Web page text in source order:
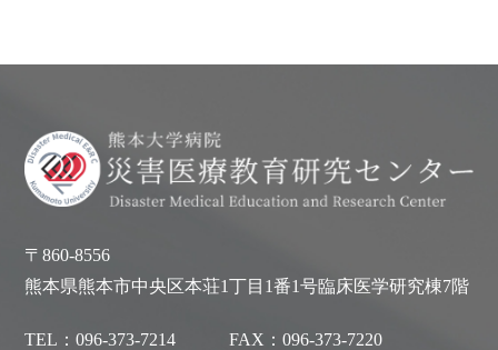
〒860-8556
熊本県熊本市中央区本荘1丁目1番1号臨床医学研究棟7階
TEL：096-373-7214
FAX：096-373-7220